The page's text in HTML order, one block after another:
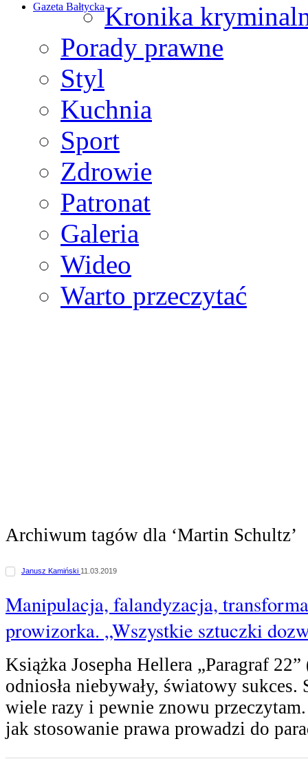
Gazeta BałtyckaKronika
Porady prawne
Styl
Kuchnia
Sport
Zdrowie
Patronat
Galeria
Wideo
Warto przeczytać
Archiwum tagów dla ‘Martin Schultz’
Janusz Kamiński 11.03.2019
Manipulacja, falandyzacja,
prowizorka. „Wszystkie sztuczki
Książka Josepha Hellera „Paragraf
odniosła niebywały, światowy sukces.
wiele razy i pewnie znowu
jak stosowanie prawa prowadzi do